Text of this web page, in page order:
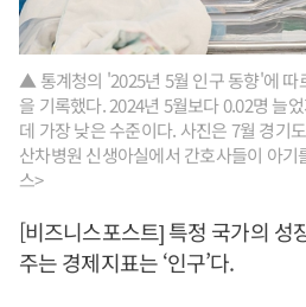
▲ 통계청의 '2025년 5월 인구 동향'에 따
을 기록했다. 2024년 5월보다 0.02명 늘
데 가장 낮은 수준이다. 사진은 7월 경기
산차병원 신생아실에서 간호사들이 아기
스>
[비즈니스포스트] 특정 국가의 성
주는 경제지표는 ‘인구’다.